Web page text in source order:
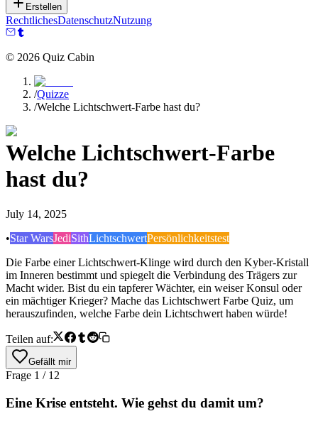
Erstellen
RechtlichesDatenschutzNutzung
© 2026 Quiz Cabin
/Quizze
/Welche Lichtschwert-Farbe hast du?
Welche Lichtschwert-Farbe
hast du?
July 14, 2025
•Star WarsJediSithLichtschwertPersönlichkeitstest
Die Farbe einer Lichtschwert-Klinge wird durch den Kyber-Kristall
im Inneren bestimmt und spiegelt die Verbindung des Trägers zur
Macht wider. Bist du ein tapferer Wächter, ein weiser Konsul oder
ein mächtiger Krieger? Mache das Lichtschwert Farbe Quiz, um
herauszufinden, welche Farbe dein Lichtschwert haben würde!
Teilen auf:
Gefällt mir
Frage 1 / 12
Eine Krise entsteht. Wie gehst du damit um?